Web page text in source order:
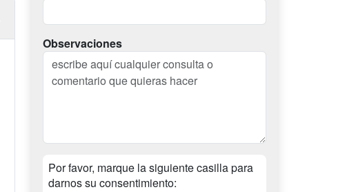
Observaciones
Por favor, marque la siguiente casilla para
darnos su consentimiento: